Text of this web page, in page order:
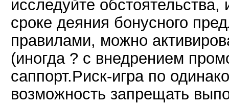
исследуйте
сроке деяния бонусного
правилами, можно
(иногда ? с внедрением
саппорт.Риск-игра по
возможность запрещать